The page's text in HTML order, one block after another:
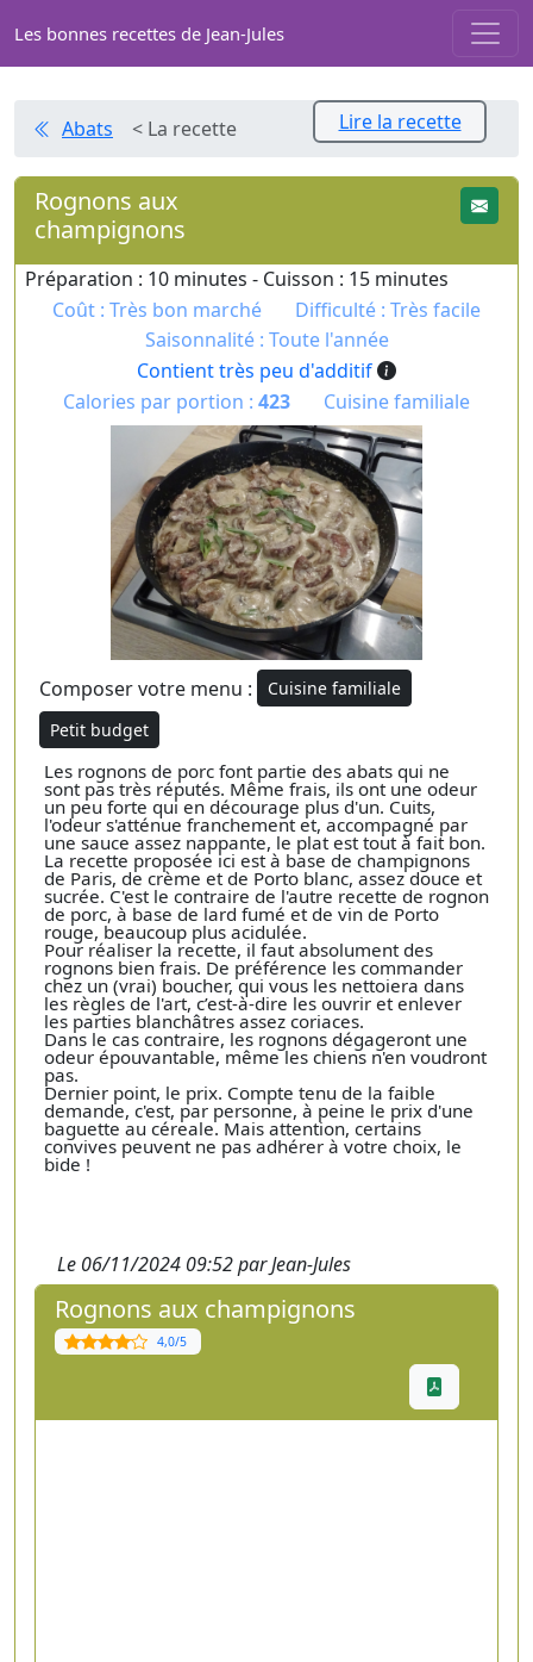
Les bonnes recettes de Jean-Jules
Lire la recette
Abats < La recette
Rognons aux
champignons
Préparation : 10 minutes - Cuisson : 15 minutes
Coût : Très bon marché
Difficulté : Très facile
Saisonnalité : Toute l'année
Contient très peu d'additif
Calories par portion : 423 Cuisine familiale
Composer votre menu :
Cuisine familiale
Petit budget
Les rognons de porc font partie des abats qui ne
sont pas très réputés. Même frais, ils ont une odeur
un peu forte qui en décourage plus d'un. Cuits,
l'odeur s'atténue franchement et, accompagné par
une sauce assez nappante, le plat est tout à fait bon.
La recette proposée ici est à base de champignons
de Paris, de crème et de Porto blanc, assez douce et
sucrée. C'est le contraire de l'autre recette de rognon
de porc, à base de lard fumé et de vin de Porto
rouge, beaucoup plus acidulée.
Pour réaliser la recette, il faut absolument des
rognons bien frais. De préférence les commander
chez un (vrai) boucher, qui vous les nettoiera dans
les règles de l'art, c’est-à-dire les ouvrir et enlever
les parties blanchâtres assez coriaces.
Dans le cas contraire, les rognons dégageront une
odeur épouvantable, même les chiens n'en voudront
pas.
Dernier point, le prix. Compte tenu de la faible
demande, c'est, par personne, à peine le prix d'une
baguette au céreale. Mais attention, certains
convives peuvent ne pas adhérer à votre choix, le
bide !
Le 06/11/2024 09:52 par Jean-Jules
Rognons aux champignons
4,0/5